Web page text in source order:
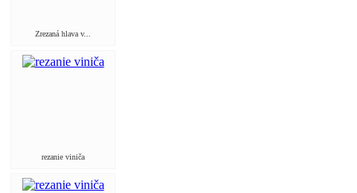
Zrezaná hlava v...
rezanie viniča